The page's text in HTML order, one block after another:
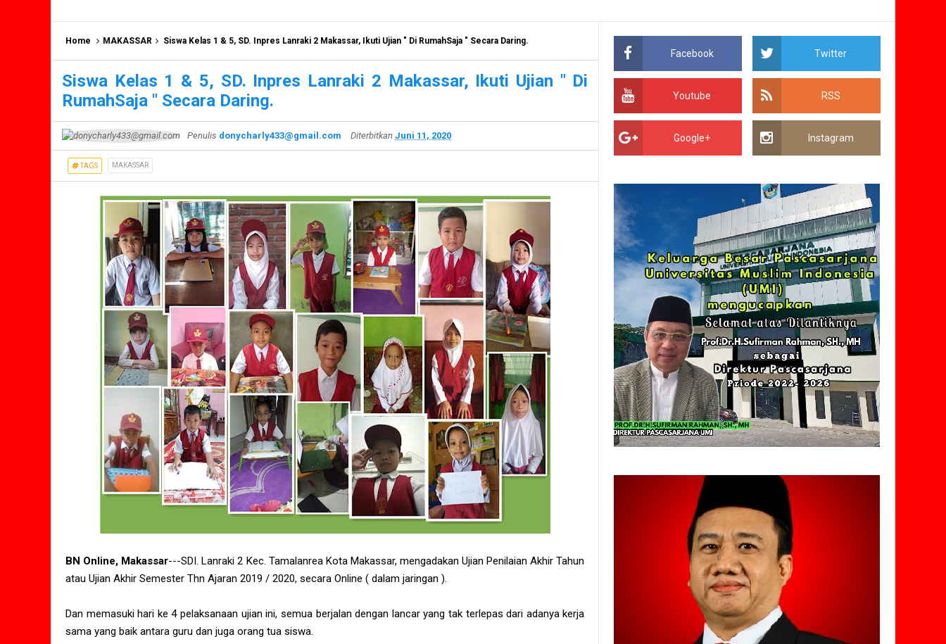
Home MAKASSAR Siswa Kelas 1 & 5, SD. Inpres Lanraki 2 Makassar, Ikuti Ujian " Di RumahSaja " Secara Daring.
Siswa Kelas 1 & 5, SD. Inpres Lanraki 2 Makassar, Ikuti Ujian " Di
RumahSaja " Secara Daring.
Penulis donycharly433@gmail.com Diterbitkan Juni 11, 2020
TAGS MAKASSAR
BN Online, Makassar---SDI. Lanraki 2 Kec. Tamalanrea Kota Makassar, mengadakan Ujian Penilaian Akhir Tahun
atau Ujian Akhir Semester Thn Ajaran 2019 / 2020, secara Online ( dalam jaringan ).
Dan memasuki hari ke 4 pelaksanaan ujian ini, semua berjalan dengan lancar yang tak terlepas dari adanya kerja
sama yang baik antara guru dan juga orang tua siswa.
Facebook Twitter
Youtube RSS
Google+ Instagram